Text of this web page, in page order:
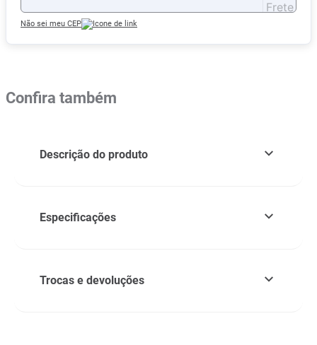
Não sei meu CEP
Confira também
Descrição do produto
Especificações
Trocas e devoluções